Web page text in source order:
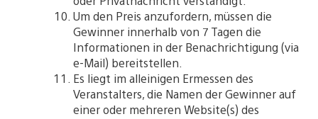
Um den Preis anzufordern, müssen die
Gewinner innerhalb von 7 Tagen die
Informationen in der Benachrichtigung (via
e-Mail) bereitstellen.
Es liegt im alleinigen Ermessen des
Veranstalters, die Namen der Gewinner auf
einer oder mehreren Website(s) des